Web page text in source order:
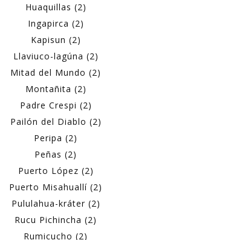
Huaquillas (2)
Ingapirca (2)
Kapisun (2)
Llaviuco-lagúna (2)
Mitad del Mundo (2)
Montañita (2)
Padre Crespi (2)
Pailón del Diablo (2)
Peripa (2)
Peñas (2)
Puerto López (2)
Puerto Misahuallí (2)
Pululahua-kráter (2)
Rucu Pichincha (2)
Rumicucho (2)